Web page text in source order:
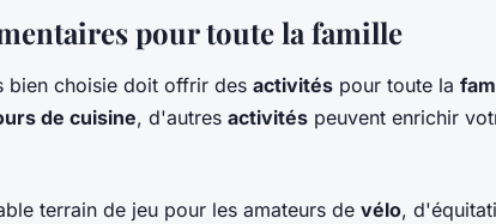
pour toute la famille
bien choisie doit offrir des activités pour toute la
de cuisine, d'autres activités peuvent enrichir
terrain de jeu pour les amateurs de vélo,